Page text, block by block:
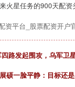
火星任务的900天配
资平台_股票配资开户
路发起围攻，乌军卫
硕一脸平静：目标还